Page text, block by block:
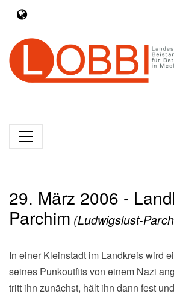
29. März 2006 -
Parchim (Ludwigslust-
In einer Kleinstadt im Landkreis wird ein Schüler aufgrund
seines Punkoutfits von einem Nazi
tritt ihn zunächst, hält ihn dann fest